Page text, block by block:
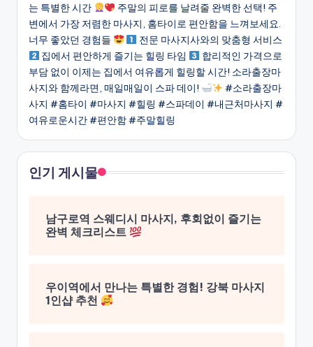
는 특별한 시간
주말의 피로를 날려줄 완벽한 선택! 주
변에서 가장 저렴한 마사지, 홈타이로 편안함을 느껴보세요.
너무 좋았던 경험들
전문 마사지사와의 맞춤형 서비스
집에서 편안하게 즐기는 힐링 타임
합리적인 가격으로
부담 없이 이제는 집에서 여유롭게 힐링할 시간! 소라출장마
사지와 함께라면, 매일매일이 스파 데이!
#소라출장마
사지 #홈타이 #마사지 #힐링 #스파데이 #내근처마사지 #
여유로운시간 #편안함 #주말힐링
인기 게시물
남구로역 스웨디시 마사지, 후회없이 즐기는
완벽 체크리스트
우이역에서 만나는 특별한 경험! 강북 마사지
1인샵 추천